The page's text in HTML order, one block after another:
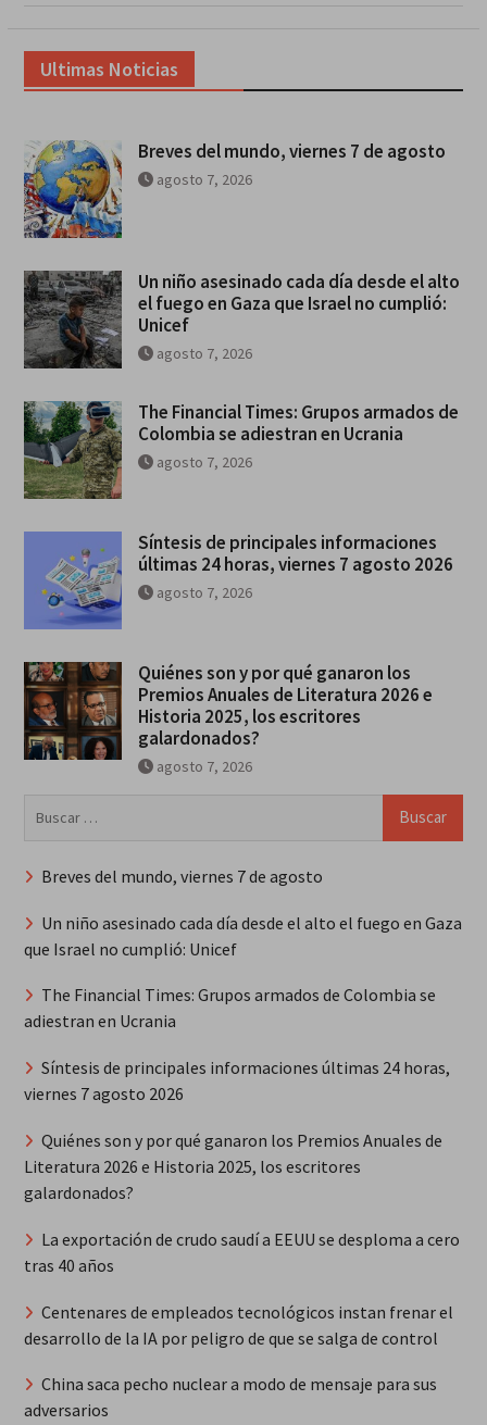
Ultimas Noticias
Breves del mundo, viernes 7 de agosto
agosto 7, 2026
Un niño asesinado cada día desde el alto
el fuego en Gaza que Israel no cumplió:
Unicef
agosto 7, 2026
The Financial Times: Grupos armados de
Colombia se adiestran en Ucrania
agosto 7, 2026
Síntesis de principales informaciones
últimas 24 horas, viernes 7 agosto 2026
agosto 7, 2026
Quiénes son y por qué ganaron los
Premios Anuales de Literatura 2026 e
Historia 2025, los escritores
galardonados?
agosto 7, 2026
Breves del mundo, viernes 7 de agosto
Un niño asesinado cada día desde el alto el fuego en Gaza
que Israel no cumplió: Unicef
The Financial Times: Grupos armados de Colombia se
adiestran en Ucrania
Síntesis de principales informaciones últimas 24 horas,
viernes 7 agosto 2026
Quiénes son y por qué ganaron los Premios Anuales de
Literatura 2026 e Historia 2025, los escritores
galardonados?
La exportación de crudo saudí a EEUU se desploma a cero
tras 40 años
Centenares de empleados tecnológicos instan frenar el
desarrollo de la IA por peligro de que se salga de control
China saca pecho nuclear a modo de mensaje para sus
adversarios